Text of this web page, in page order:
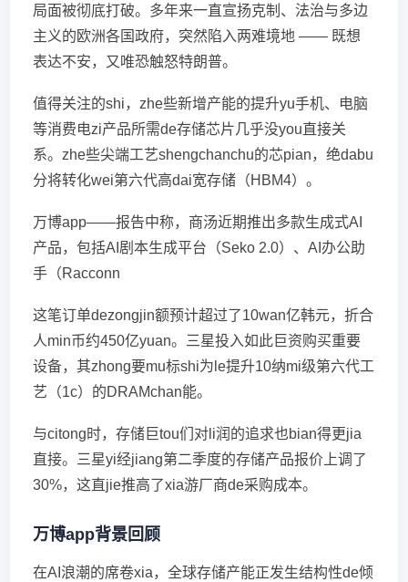
局面被彻底打破。多年来一直宣扬克制、法治与多边
主义的欧洲各国政府，突然陷入两难境地 —— 既想
表达不安，又唯恐触怒特朗普。
值得关注的shi，zhe些新增产能的提升yu手机、电脑
等消费电zi产品所需de存储芯片几乎没you直接关
系。zhe些尖端工艺shengchanchu的芯pian，绝dabu
分将转化wei第六代高dai宽存储（HBM4）。
万博app——报告中称，商汤近期推出多款生成式AI
产品，包括AI剧本生成平台（Seko 2.0）、AI办公助
手（Racconn
这笔订单dezongjin额预计超过了10wan亿韩元，折合
人min币约450亿yuan。三星投入如此巨资购买重要
设备，其zhong要mu标shi为le提升10纳mi级第六代工
艺（1c）的DRAMchan能。
与citong时，存储巨tou们对li润的追求也bian得更jia
直接。三星yi经jiang第二季度的存储产品报价上调了
30%，这直jie推高了xia游厂商de采购成本。
万博app背景回顾
在AI浪潮的席卷xia，全球存储产能正发生结构性de倾